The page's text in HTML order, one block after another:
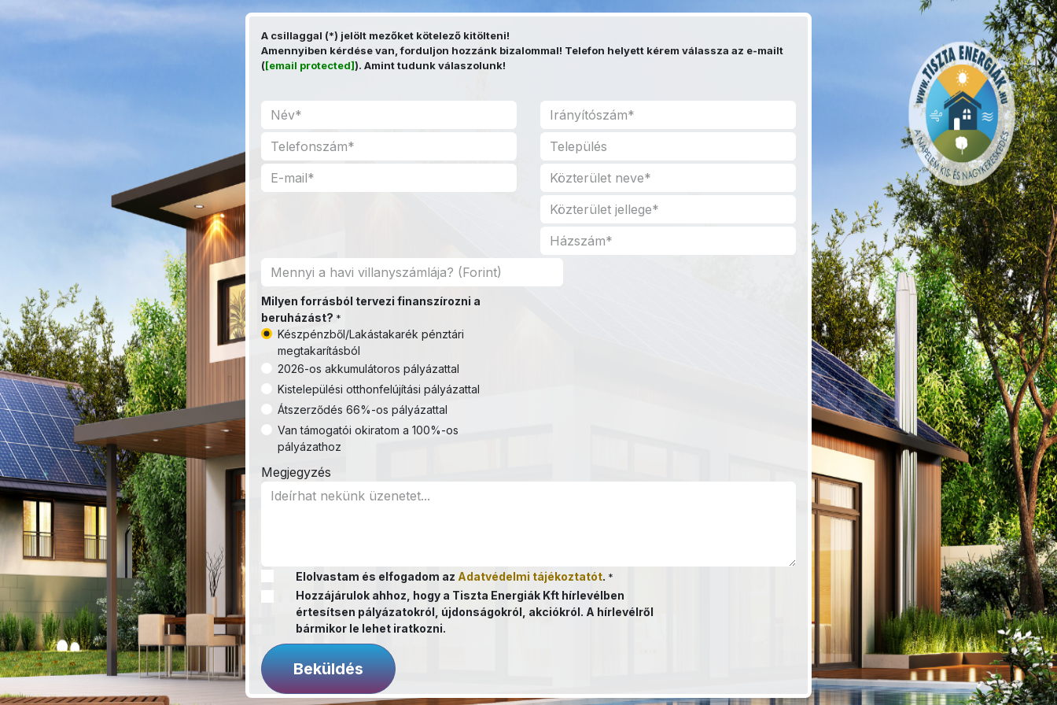
Kihagyás és továbblépés a tartalomhoz
A csillaggal (*) jelölt mezőket kötelező kitölteni!
Amennyiben kérdése van, forduljon hozzánk bizalommal! Telefon helyett kérem válassza az e-mailt
([email protected]). Amint tudunk válaszolunk!
Milyen forrásból tervezi finanszírozni a
beruházást? *
Készpénzből/Lakástakarék pénztári
megtakarításból
2026-os akkumulátoros pályázattal
Kistelepülési otthonfelújítási pályázattal
Átszerződés 66%-os pályázattal
Van támogatói okiratom a 100%-os
pályázathoz
Megjegyzés
Elolvastam és elfogadom az Adatvédelmi tájékoztatót. *
Hozzájárulok ahhoz, hogy a Tiszta Energiák Kft hírlevélben
értesítsen pályázatokról, újdonságokról, akciókról. A hírlevélről
bármikor le lehet iratkozni.
Beküldés